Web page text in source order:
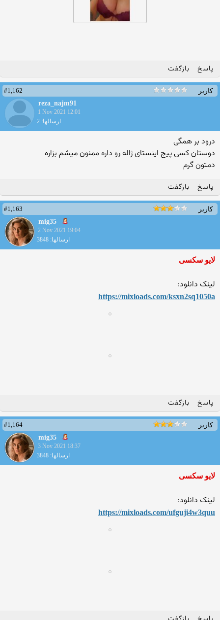
پاسخ بازگفت
کاربر
#1,162
reza_najm91
1 Nov 2021 12:01
ارسالها: 2
درود بر همگی
دوستان کسی پیج اینستای ژاله رو داره ممنون میشم بزاره
دمتون گرم
پاسخ بازگفت
کاربر
#1,163
mig35
2 Nov 2021 19:04
ارسالها: 3848
لایو سکسی
لینک دانلود:
https://mixloads.com/ksxn2sq1050a
پاسخ بازگفت
کاربر
#1,164
mig35
3 Nov 2021 18:37
ارسالها: 3848
لایو سکسی
لینک دانلود:
https://mixloads.com/ufguji4w3quu